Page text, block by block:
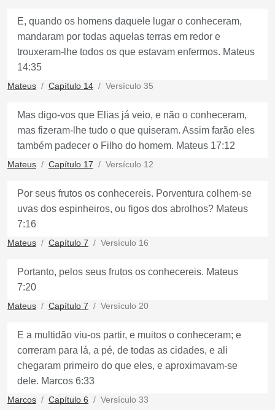
E, quando os homens daquele lugar o conheceram,
mandaram por todas aquelas terras em redor e
trouxeram-lhe todos os que estavam enfermos. Mateus
14:35
Mateus Capítulo 14 Versículo 35
Mas digo-vos que Elias já veio, e não o conheceram,
mas fizeram-lhe tudo o que quiseram. Assim farão eles
também padecer o Filho do homem. Mateus 17:12
Mateus Capítulo 17 Versículo 12
Por seus frutos os conhecereis. Porventura colhem-se
uvas dos espinheiros, ou figos dos abrolhos? Mateus
7:16
Mateus Capítulo 7 Versículo 16
Portanto, pelos seus frutos os conhecereis. Mateus
7:20
Mateus Capítulo 7 Versículo 20
E a multidão viu-os partir, e muitos o conheceram; e
correram para lá, a pé, de todas as cidades, e ali
chegaram primeiro do que eles, e aproximavam-se
dele. Marcos 6:33
Marcos Capítulo 6 Versículo 33